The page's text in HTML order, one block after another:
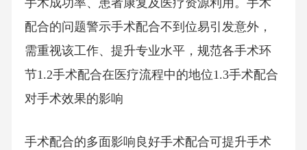
配合的问题警示手术配合不到位易引发意外，
需重视该工作、提升专业水平，规范各手术环
节1.2手术配合在医疗流程中的地位1.3手术配合
对手术效果的影响
手术配合的多面影响良好手术配合可提升手术